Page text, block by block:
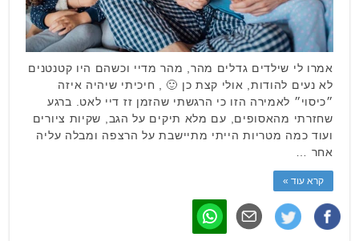
אמרו לי שילדים גדלים מהר, מהר מדיי וכשהם היו קטנטנים
לא נעים להודות, אולי קצת כן 🙂 , חיכיתי שיהיה איזה
״כיסוי״ לאמירה הזו כי הרגשתי שהזמן זז דיי לאט. ברגע
שחזרתי מהאסופים, עם מלא תיקים על הגב, שקיות ציורים
ועוד כמה מטריות הייתי מתיישבת על הרצפה ומבלה עליה
אחר …
קרא עוד »